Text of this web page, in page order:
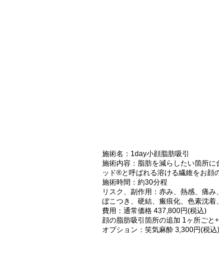
施術名：1day小顔脂肪吸引
施術内容：脂肪を減らしたい箇所
ッド®と呼ばれる溶ける繊維をお顔
施術時間：約30分程
リスク、副作用：赤み、熱感、痛
ぼこつき、硬結、瘢痕化、色素沈着
費用：通常価格 437,800円(税込)
顔の脂肪吸引箇所の追加 1ヶ所ごと
オプション：笑気麻酔 3,300円(税込)